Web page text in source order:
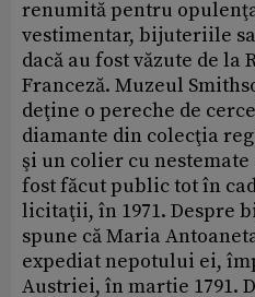
renumită pentru
vestimentar, bijuteriile
dacă au fost văzute de la
Franceză. Muzeul
deţine o pereche de
diamante din colecţia
şi un colier cu nestemate
fost făcut public tot în
licitaţii, în 1971. Despre
spune că Maria
expediat nepotului ei,
Austriei, în martie 1791.